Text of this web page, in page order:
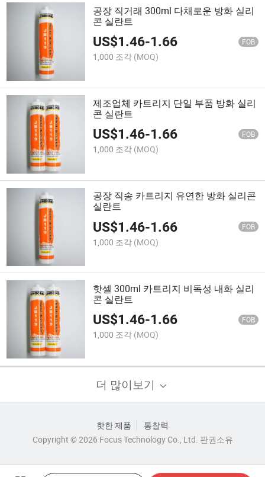
공장 직거래 300ml 다채로운 방화 실리
콘 실란트
US$1.46-1.66 FOB
1,000 조각 (MOQ)
제조업체 카트리지 단일 부품 방화 실리
콘 실란트
US$1.46-1.66 FOB
1,000 조각 (MOQ)
공장 직송 카트리지 유연한 방화 실리콘
실란트
US$1.46-1.66 FOB
1,000 조각 (MOQ)
핫셀 300ml 카트리지 비독성 내화 실리
콘 실란트
US$1.46-1.66 FOB
1,000 조각 (MOQ)
더 많이보기
핫한 제품
통찰력
Copyright © 2026 Focus Technology Co., Ltd. 판권소유